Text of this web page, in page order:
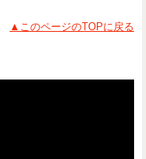
▲このページのTOPに戻る